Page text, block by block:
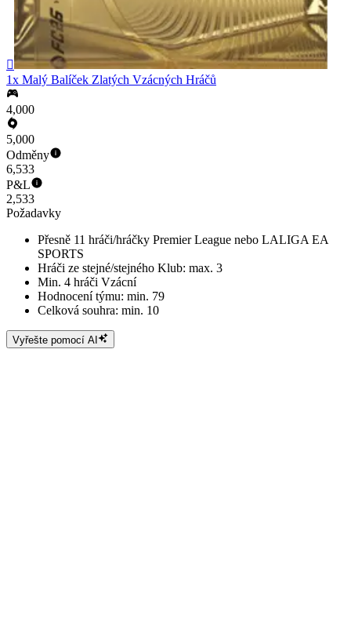

1x Malý Balíček Zlatých Vzácných Hráčů
4,000
5,000
Odměny
6,533
P&L
2,533
Požadavky
Přesně 11 hráči/hráčky Premier League nebo LALIGA EA
SPORTS
Hráči ze stejné/stejného Klub: max. 3
Min. 4 hráči Vzácní
Hodnocení týmu: min. 79
Celková souhra: min. 10
Vyřešte pomocí AI